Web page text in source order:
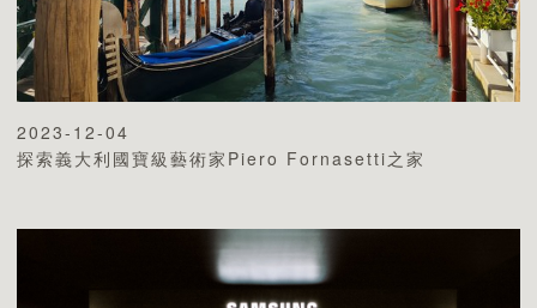
2023-12-04
探索義大利國寶級藝術家Piero Fornasetti之家